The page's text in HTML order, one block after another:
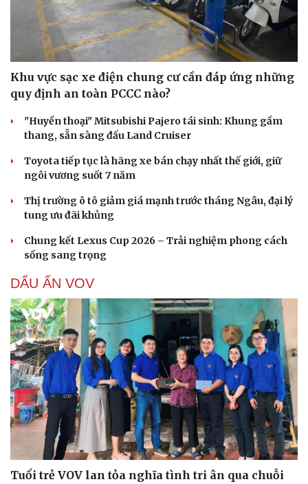
Cải chính
Khu vực sạc xe điện chung cư cần đáp ứng những
quy định an toàn PCCC nào?
"Huyền thoại" Mitsubishi Pajero tái sinh: Khung gầm
thang, sẵn sàng đấu Land Cruiser
Toyota tiếp tục là hãng xe bán chạy nhất thế giới, giữ
ngôi vương suốt 7 năm
Thị trường ô tô giảm giá mạnh trước tháng Ngâu, đại lý
tung ưu đãi khủng
Chung kết Lexus Cup 2026 – Trải nghiệm phong cách
sống sang trọng
DẤU ẤN VOV
Tuổi trẻ VOV lan tỏa nghĩa tình tri ân qua chuỗi